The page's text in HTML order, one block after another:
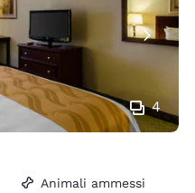
4
Animali ammessi